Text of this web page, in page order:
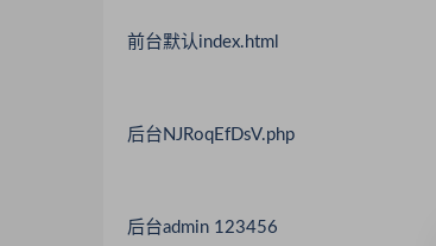
前台默认index.html
后台NJRoqEfDsV.php
后台admin 123456